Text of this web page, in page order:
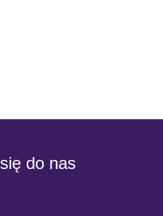
do nas